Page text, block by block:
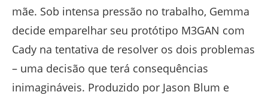
mãe. Sob intensa pressão no trabalho, Gemma
decide emparelhar seu protótipo M3GAN com
Cady na tentativa de resolver os dois problemas
– uma decisão que terá consequências
inimagináveis. Produzido por Jason Blum e